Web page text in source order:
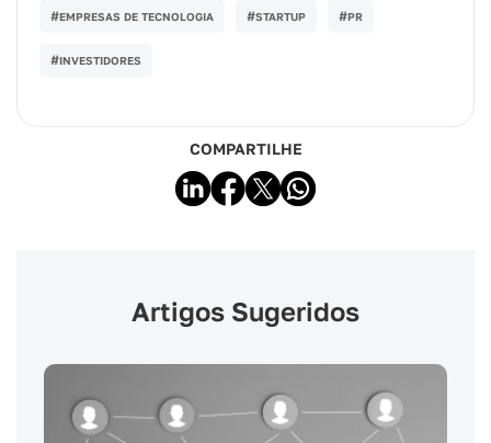
#EMPRESAS DE TECNOLOGIA #STARTUP #PR
#INVESTIDORES
COMPARTILHE
Artigos Sugeridos